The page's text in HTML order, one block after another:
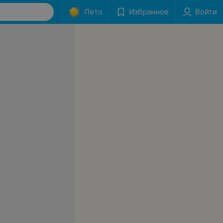
Лето Избранное Войти